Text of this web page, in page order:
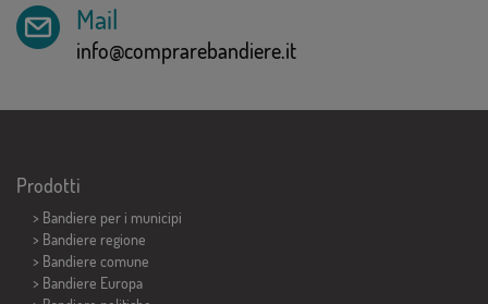
Mail
info@comprarebandiere.it
Prodotti
> Bandiere per i municipi
> Bandiere regione
> Bandiere comune
> Bandiere Europa